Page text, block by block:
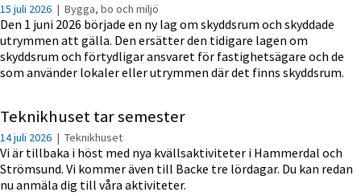
15 juli 2026 | Bygga, bo och miljö
Den 1 juni 2026 började en ny lag om skyddsrum och skyddade
utrymmen att gälla. Den ersätter den tidigare lagen om
skyddsrum och förtydligar ansvaret för fastighetsägare och de
som använder lokaler eller utrymmen där det finns skyddsrum.
Teknikhuset tar semester
14 juli 2026 | Teknikhuset
Vi är tillbaka i höst med nya kvällsaktiviteter i Hammerdal och
Strömsund. Vi kommer även till Backe tre lördagar. Du kan redan
nu anmäla dig till våra aktiviteter.